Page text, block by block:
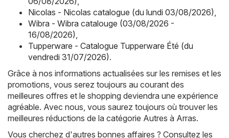
Nicolas - Nicolas catalogue (du lundi 03/08/2026),
Wibra - Wibra catalouge (03/08/2026 -
16/08/2026),
Tupperware - Catalogue Tupperware Été (du
vendredi 31/07/2026).
Grâce à nos informations actualisées sur les remises et les
promotions, vous serez toujours au courant des
meilleures offres et le shopping deviendra une expérience
agréable. Avec nous, vous saurez toujours où trouver les
meilleures réductions de la catégorie Autres à Arras.
Vous cherchez d'autres bonnes affaires ? Consultez les